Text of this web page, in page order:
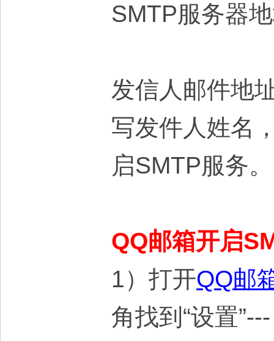
SMTP服务器
发信人邮件地
写发件人姓名
启SMTP服务。
QQ邮箱开启
1）打开QQ邮
角找到“设置